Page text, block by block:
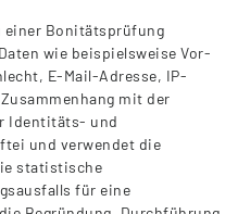
Bonitätsprüfung
wie beispielsweise Vor-
E-Mail-Adresse, IP-
mit der
Identitäts- und
und verwendet die
statistische
für eine